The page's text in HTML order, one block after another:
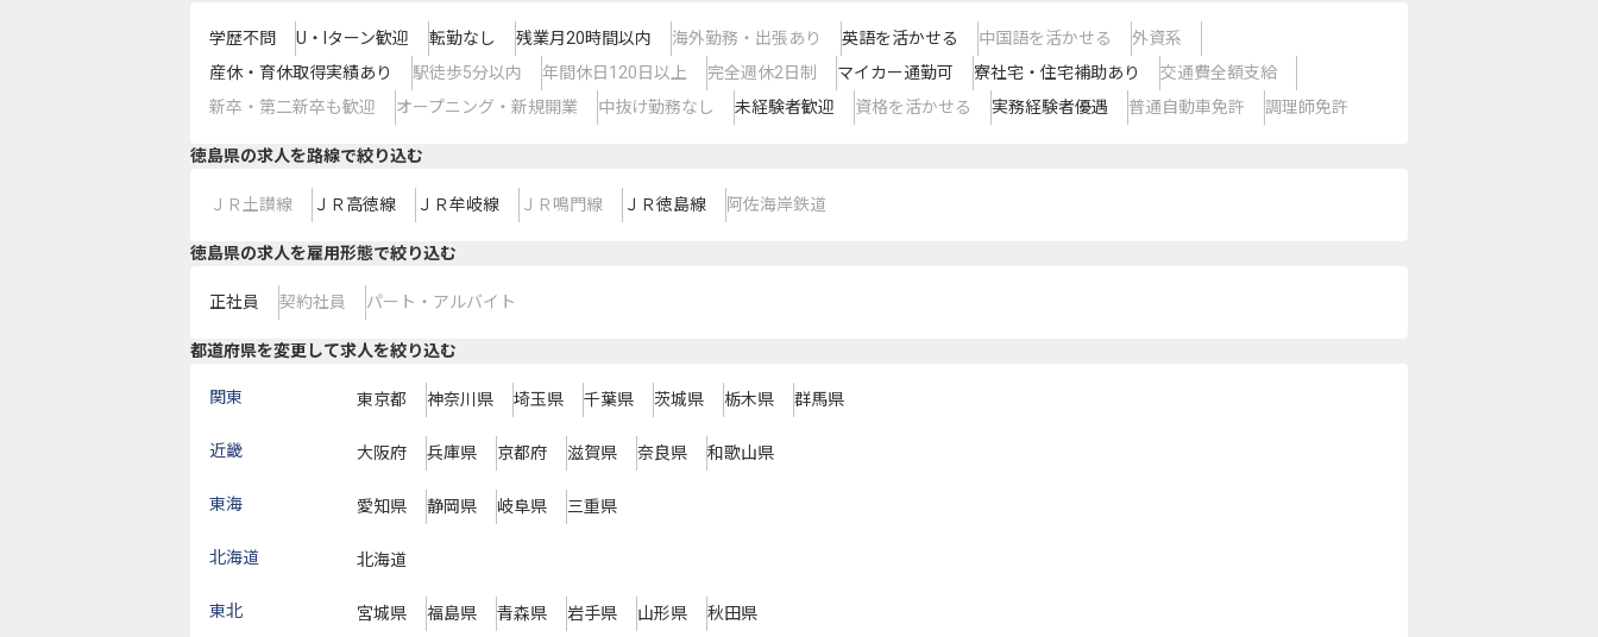
学歴不問 U・Iターン歓迎 転勤なし 残業月20時間以内 海外勤務・出張あり 英語を活かせる 中国語を活かせる
外資系
産休・育休取得実績あり
駅徒歩5分以内 年間休日120日以上 完全週休2日制 マイカー通勤可 寮社宅・住宅補助あり
交通費全額支給
新卒・第二新卒も歓迎
オープニング・新規開業 中抜け勤務なし 未経験者歓迎 資格を活かせる 実務経験者優遇 普通自動車免許 調理師免許
徳島県の求人を路線で絞り込む
ＪＲ土讃線 ＪＲ高徳線 ＪＲ牟岐線 ＪＲ鳴門線 ＪＲ徳島線 阿佐海岸鉄道
徳島県の求人を雇用形態で絞り込む
正社員 契約社員 パート・アルバイト
都道府県を変更して求人を絞り込む
関東 東京都 神奈川県 埼玉県 千葉県 茨城県 栃木県 群馬県
近畿 大阪府 兵庫県 京都府 滋賀県 奈良県 和歌山県
東海 愛知県 静岡県 岐阜県 三重県
北海道 北海道
東北 宮城県 福島県 青森県 岩手県 山形県 秋田県